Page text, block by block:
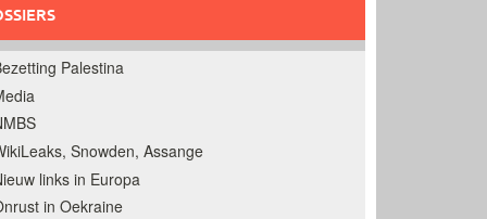
Palestina
Snowden, Assange
links in Europa
in Oekraine